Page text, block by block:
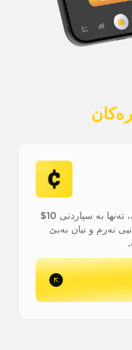
دیزاین کراوە بۆ بازرگانە سەرەتاکان، تەنها بە سپاردنی 10$
نەرم و نیان بەبێ